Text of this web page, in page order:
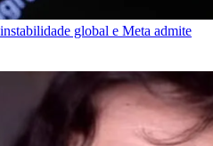
global e Meta admite